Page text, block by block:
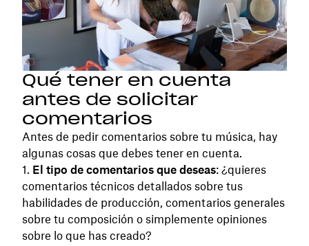
Qué tener en cuenta
antes de solicitar
comentarios
Antes de pedir comentarios sobre tu música, hay
algunas cosas que debes tener en cuenta.
El tipo de comentarios que deseas: ¿quieres
comentarios técnicos detallados sobre tus
habilidades de producción, comentarios generales
sobre tu composición o simplemente opiniones
sobre lo que has creado?